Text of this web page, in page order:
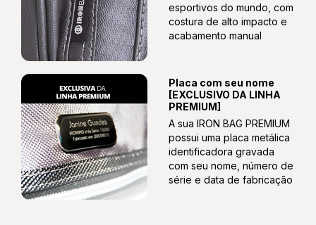
esportivos do mundo, com
costura de alto impacto e
acabamento manual
Placa com seu nome
[EXCLUSIVO DA LINHA
PREMIUM]
A sua IRON BAG PREMIUM
possui uma placa metálica
identificadora gravada
com seu nome, número de
série e data de fabricação